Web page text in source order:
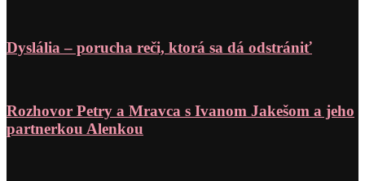
Dyslália – porucha reči, ktorá sa dá odstrániť
Rozhovor Petry a Mravca s Ivanom Jakešom a jeho
partnerkou Alenkou